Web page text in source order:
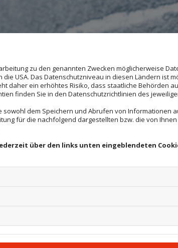
Glanz
ausgesetzt und das 365
sind deshalb
von Maler Schlick verhelfen
zu den genannten Zwecken möglicherweise
die USA. Das Datenschutzniveau in diesen Ländern ist
daher ein erhöhtes Risiko, dass staatliche Behörden
finden Sie in den Datenschutzrichtlinien des
sowohl dem Speichern und Abrufen von Informationen
für die nachfolgend dargestellten bzw. die von
über den links unten eingeblendeten